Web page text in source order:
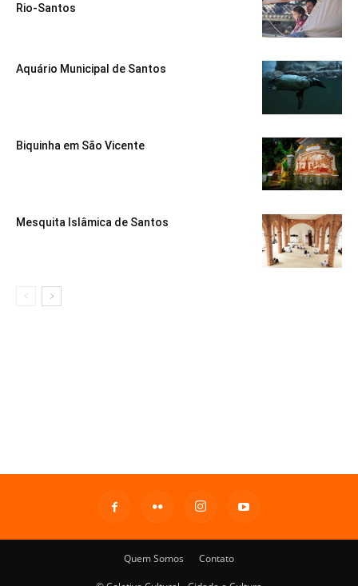
Rio-Santos
Aquário Municipal de Santos
Biquinha em São Vicente
Mesquita Islâmica de Santos
Quem Somos Contato